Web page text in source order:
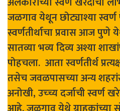
जळगाव येथून छोट्याश्या
स्वर्णतीर्थाचा प्रवास आज पुणे
सातव्या भव्य दिव्य अश्या
पोहचला. आता स्वर्णतीर्थ
तसेच जवळपासच्या अन्य
अनोखी, उच्च्य दर्जाची स्वर्ण